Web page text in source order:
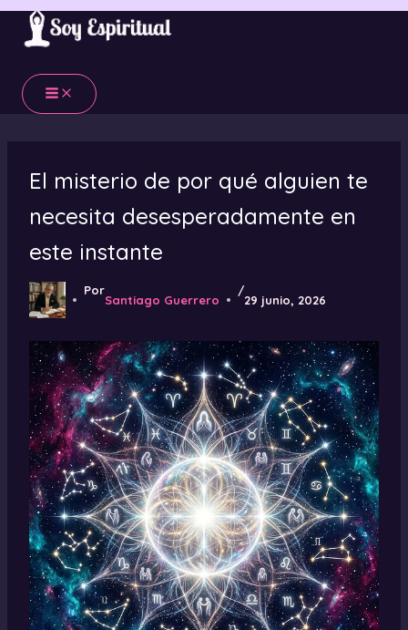
Ir
contenido
El misterio de por qué alguien te
necesita desesperadamente en
este instante
Por
Santiago Guerrero
/
29 junio, 2026